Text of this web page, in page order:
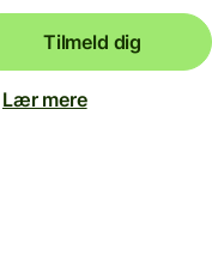
Tilmeld dig
Lær mere